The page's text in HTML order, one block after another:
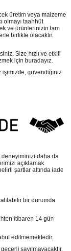
üretim veya malzeme
olmayı taahhüt
ve ürünlerinizin tam
birlikte olacaktır.
Size hızlı ve etkili
için buradayız.
işimizde, güvendiğiniz
deneyiminizi daha da
açıklamak
şartlar altında iade
bir durumda
itibaren 14 gün
edilmemektedir.
sayılmayacaktır.